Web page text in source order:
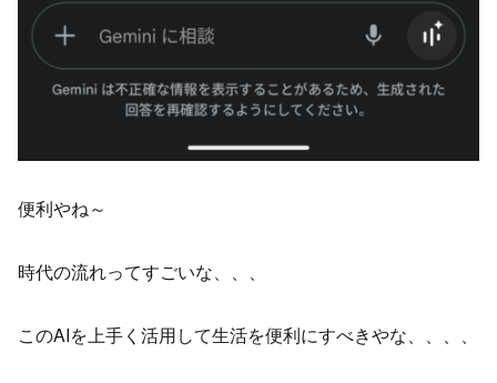
便利やね～
時代の流れってすごいな、、、
このAIを上手く活用して生活を便利にすべきやな、、、、